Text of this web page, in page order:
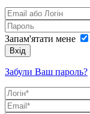
Запам'ятати мене
Вхід
Забули Ваш пароль?